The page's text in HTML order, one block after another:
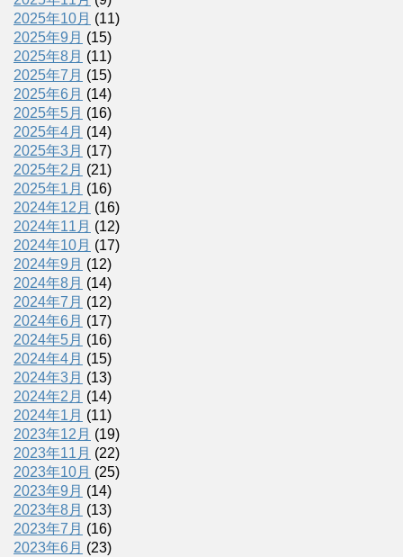
2025年10月 (11)
2025年9月 (15)
2025年8月 (11)
2025年7月 (15)
2025年6月 (14)
2025年5月 (16)
2025年4月 (14)
2025年3月 (17)
2025年2月 (21)
2025年1月 (16)
2024年12月 (16)
2024年11月 (12)
2024年10月 (17)
2024年9月 (12)
2024年8月 (14)
2024年7月 (12)
2024年6月 (17)
2024年5月 (16)
2024年4月 (15)
2024年3月 (13)
2024年2月 (14)
2024年1月 (11)
2023年12月 (19)
2023年11月 (22)
2023年10月 (25)
2023年9月 (14)
2023年8月 (13)
2023年7月 (16)
2023年6月 (23)